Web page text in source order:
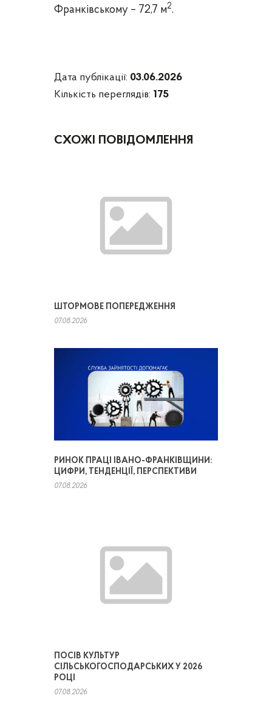
Франківському – 72,7 м2.
Дата публікації: 03.06.2026
Кількість переглядів: 175
СХОЖІ ПОВІДОМЛЕННЯ
ШТОРМОВЕ ПОПЕРЕДЖЕННЯ
07.08.2026
РИНОК ПРАЦІ ІВАНО-ФРАНКІВЩИНИ:
ЦИФРИ, ТЕНДЕНЦІЇ, ПЕРСПЕКТИВИ
07.08.2026
ПОСІВ КУЛЬТУР
СІЛЬСЬКОГОСПОДАРСЬКИХ У 2026
РОЦІ
07.08.2026